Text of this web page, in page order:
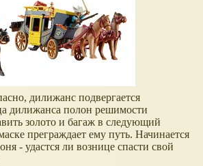
дилижанс подвергается
дилижанса полон решимости
золото и багаж в следующий
преграждает ему путь. Начинается
- удастся ли вознице спасти свой